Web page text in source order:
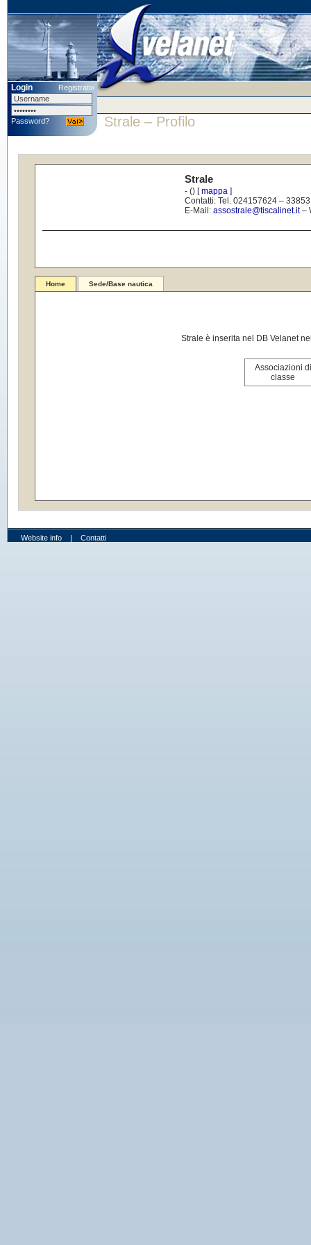
Login Registrati»
Password? Strale – Profilo
Strale
- () [mappa]
Contatti: Tel. 024157624 –
E-Mail: assostrale@tiscalinet.it–
Home Sede/Base nautica
Strale è inserita nel DB Velanet
Associazioni di
classe
Website info | Contatti